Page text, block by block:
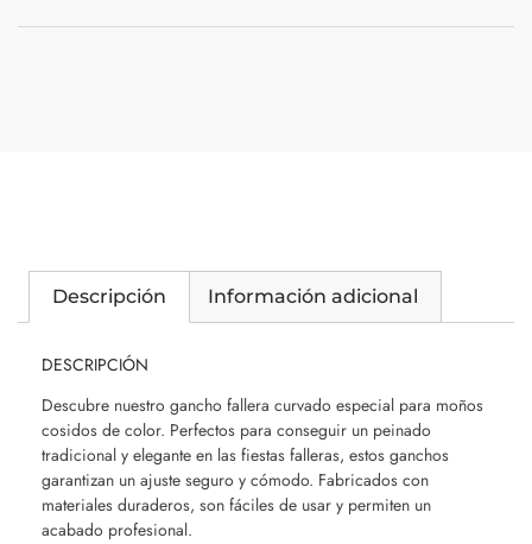
Descripción Información adicional
DESCRIPCIÓN
Descubre nuestro gancho fallera curvado especial para moños
cosidos de color. Perfectos para conseguir un peinado
tradicional y elegante en las fiestas falleras, estos ganchos
garantizan un ajuste seguro y cómodo. Fabricados con
materiales duraderos, son fáciles de usar y permiten un
acabado profesional.